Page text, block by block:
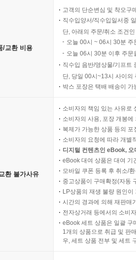
/교환 비용
고객의 단순변심 및 착오구
직수입양서/직수입일서중
단, 아래의 주문/취소 조건
오늘 00시 ~ 06시 30분
오늘 06시 30분 이후 주
직수입 음반/영상물/기프트
단, 당일 00시~13시 사이의
박스 포장은 택배 배송이
환 불가사유
소비자의 책임 있는 사유로
소비자의 사용, 포장 개봉
복제가 가능한 상품 등의
소비자의 요청에 따라 개별
디지털 컨텐츠인 eBook,
eBook 대여 상품은 대여 기
모바일 쿠폰 등록 후 취소/
중고상품이 구매확정(자동
LP상품의 재생 불량 원인
시간의 경과에 의해 재판매
전자상거래 등에서의 소비
eBook 세트 상품은 일괄 구
1개의 상품으로 취급 및 판
우, 세트 상품 전부 및 세트